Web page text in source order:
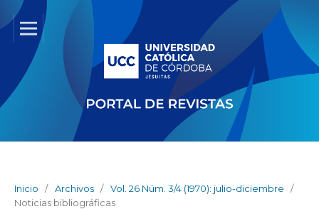
Inicio / Archivos / Vol. 26 Núm. 3/4 (1970): julio-diciembre
/
Noticias bibliográficas